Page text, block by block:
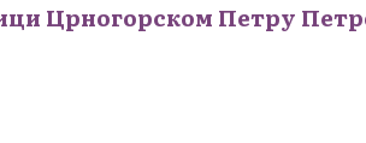
Црногорском Петру